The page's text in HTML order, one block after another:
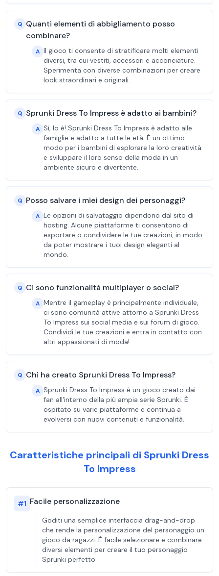
Q Quanti elementi di abbigliamento posso
combinare?
A Il gioco ti consente di stratificare molti elementi
diversi, tra cui vestiti, accessori e acconciature.
Sperimenta con diverse combinazioni per creare
look straordinari e originali.
Q Sprunki Dress To Impress è adatto ai bambini?
A Sì, lo è! Sprunki Dress To Impress è adatto alle
famiglie e adatto a tutte le età. È un ottimo
modo per i bambini di esplorare la loro creatività
e sviluppare il loro senso della moda in un
ambiente sicuro e divertente.
Q Posso salvare i miei design dei personaggi?
A Le opzioni di salvataggio dipendono dal sito di
hosting. Alcune piattaforme ti consentono di
esportare o condividere le tue creazioni, in modo
da poter mostrare i tuoi design eleganti al
mondo.
Q Ci sono funzionalità multiplayer o social?
A Mentre il gameplay è principalmente individuale,
ci sono comunità attive attorno a Sprunki Dress
To Impress sui social media e sui forum di gioco.
Condividi le tue creazioni e entra in contatto con
altri appassionati di moda!
Q Chi ha creato Sprunki Dress To Impress?
A Sprunki Dress To Impress è un gioco creato dai
fan all'interno della più ampia serie Sprunki. È
ospitato su varie piattaforme e continua a
evolversi con nuovi contenuti e funzionalità.
Caratteristiche principali di Sprunki Dress
To Impress
#1 Facile personalizzazione
Goditi una semplice interfaccia drag-and-drop
che rende la personalizzazione del personaggio un
gioco da ragazzi. È facile selezionare e combinare
diversi elementi per creare il tuo personaggio
Sprunki perfetto.